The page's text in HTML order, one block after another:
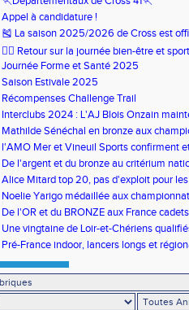
Appel à candidature !
🎽 La saison 2025/2026 de Cross est
🧘‍♀️ Retour sur la journée bien-être et
Journée Forme et Santé 2025
Saison Estivale 2025
Récompenses Challenge Trail
Interclubs 2024 : L'AJ Blois Onzain
Romorantin en N2B
Mathilde Sénéchal en bronze aux
l'AMO Mer et Vineuil Sports confirment
benjamins
De l'argent et du bronze au critérium
Alice Mitard top 20, pas d'exploit pour
Noelie Yarigo médaillée aux
De l'OR et du BRONZE aux France
Une vingtaine de Loir-et-Chériens
Pré-France indoor, lancers longs et